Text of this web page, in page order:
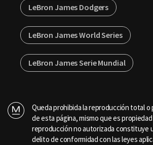
LeBron James Dodgers
LeBron James World Series
LeBron James Serie Mundial
Queda prohibida la reproducción total o
de esta página, mismo que es
reproducción no autorizada constituye
delito de conformidad con las leyes